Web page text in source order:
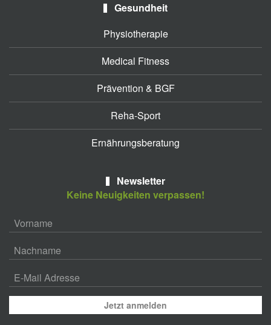
Gesundheit
Physiotherapie
Medical Fitness
Prävention & BGF
Reha-Sport
Ernährungsberatung
Newsletter
Keine Neuigkeiten verpassen!
Jetzt anmelden